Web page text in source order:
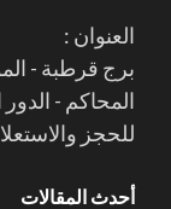
العنوان :
برج قرطبة -
المحاكم - الدور
للحجز والاستعلام :
أحدث المقالات